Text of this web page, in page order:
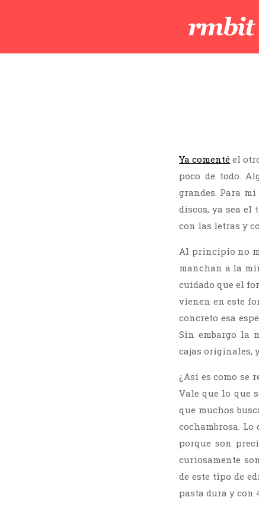
Ya comenté el
poco de todo.
grandes. Para
discos, ya sea
con las letras y
Al principio no
manchan a la
cuidado que el
vienen en este
concreto esa
Sin embargo la
cajas originales,
¿Así es como se
Vale que lo que
que muchos
cochambrosa.
porque son
curiosamente
de este tipo de
pasta dura y con